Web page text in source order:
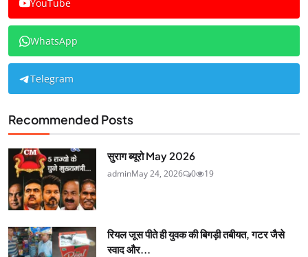
YouTube
WhatsApp
Telegram
Recommended Posts
सुराग ब्यूरो May 2026
adminMay 24, 2026 0 19
रियल जूस पीते ही युवक की बिगड़ी तबीयत, गटर जैसे
स्वाद और...